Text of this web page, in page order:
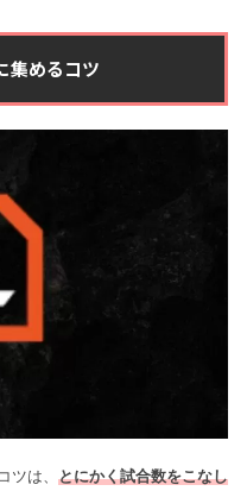
集めるコツ
ツは、 とにかく試合数をこなし